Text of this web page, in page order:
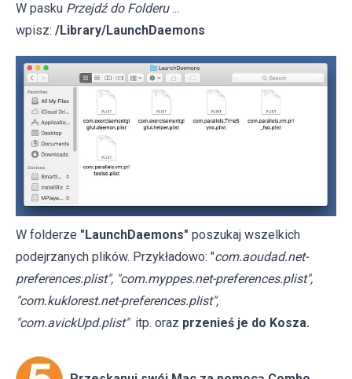
W pasku Przejdź do Folderu ...
wpisz: /Library/LaunchDaemons
W folderze "LaunchDaemons" poszukaj wszelkich
podejrzanych plików. Przykładowo: "com.aoudad.net-
preferences.plist", "com.myppes.net-preferences.plist",
"com.kuklorest.net-preferences.plist",
"com.avickUpd.plist" itp. oraz przenieś je do Kosza.